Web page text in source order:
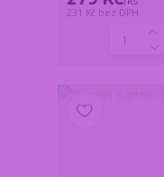
231 Kč bez DPH